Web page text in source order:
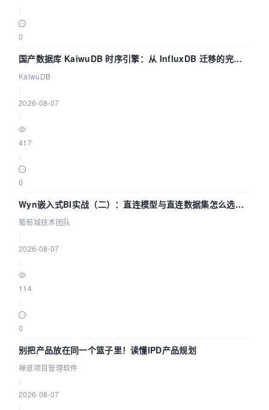
0
国产数据库 KaiwuDB 时序引擎：从 InfluxDB 迁移的完整
技术路径
KaiwuDB
2026-08-07
417
0
Wyn嵌入式BI实战（二）：直连模型与直连数据集怎么选，
参数为什么不生效？| 葡萄城技术团队
葡萄城技术团队
2026-08-07
114
0
别把产品放在同一个篮子里！读懂IPD产品规划
禅道项目管理软件
2026-08-07